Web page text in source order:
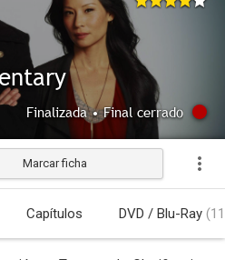
Finalizada • Final cerrado
Marcar ficha
Capítulos DVD / Blu-Ray